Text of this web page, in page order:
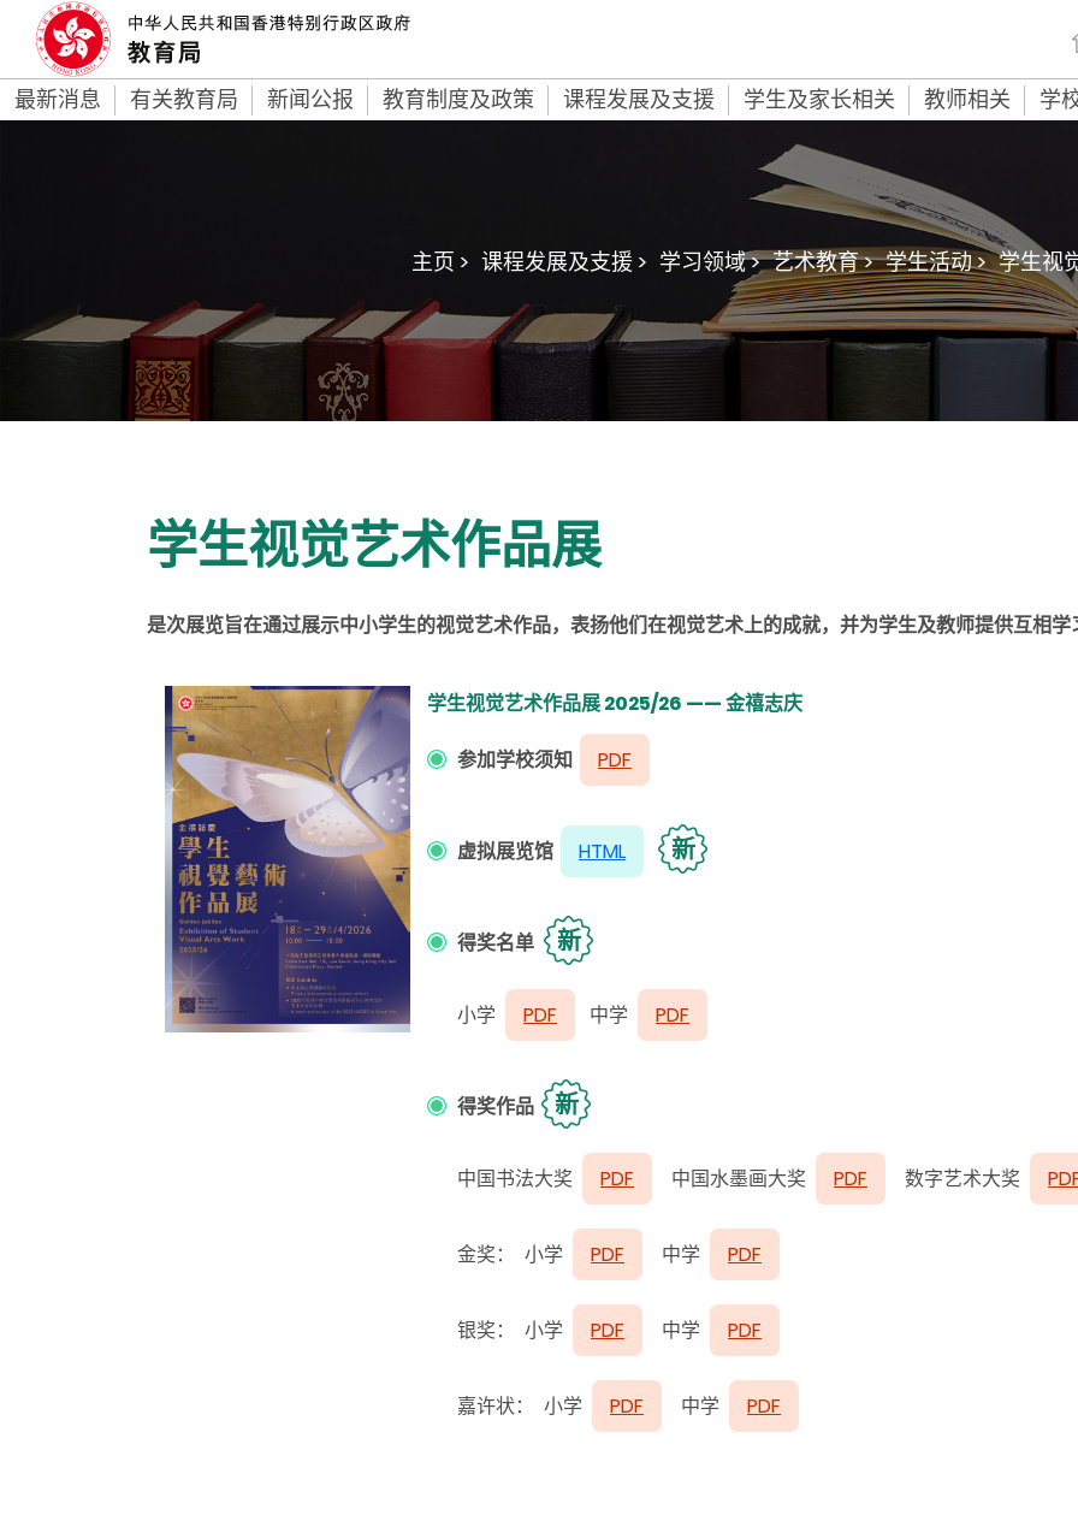
最新消息 有关教育局 新闻公报 教育制度及政策 课程发展及支援 学生及家长相关 教师相关 学
主页 > 课程发展及支援 > 学习领域 > 艺术教育 > 学生活动 > 学生视
学生视觉艺术作品展
是次展览旨在通过展示中小学生的视觉艺术作品，表扬他们在视觉艺术上的成就，并为学生及教师提供互相
学生视觉艺术作品展 2025/26 —— 金禧志庆
参加学校须知 PDF
虚拟展览馆 HTML 新
得奖名单 新
小学 PDF 中学 PDF
得奖作品 新
中国书法大奖 PDF 中国水墨画大奖 PDF 数字艺术大奖
金奖： 小学 PDF 中学 PDF
银奖： 小学 PDF 中学 PDF
嘉许状： 小学 PDF 中学 PDF